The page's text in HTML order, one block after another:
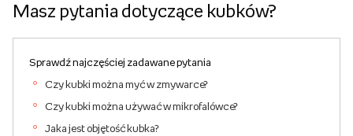
Masz pytania dotyczące kubków?
Sprawdź najczęściej zadawane pytania
Czy kubki można myć w zmywarce?
Czy kubki można używać w mikrofalówce?
Jaka jest objętość kubka?